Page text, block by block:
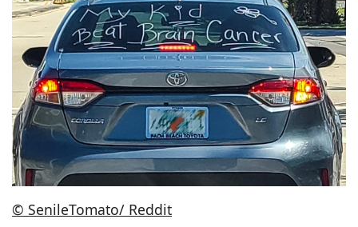
© SenileTomato/ Reddit